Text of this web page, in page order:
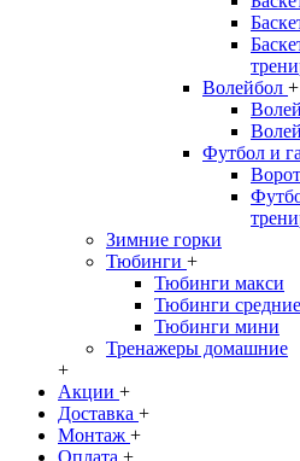
Волейбол +
Футбол и
Зимние горки
Тюбинги +
Тюбинги макси
Тюбинги средние
Тюбинги мини
Тренажеры домашние
+
Акции +
Доставка +
Монтаж +
Оплата +